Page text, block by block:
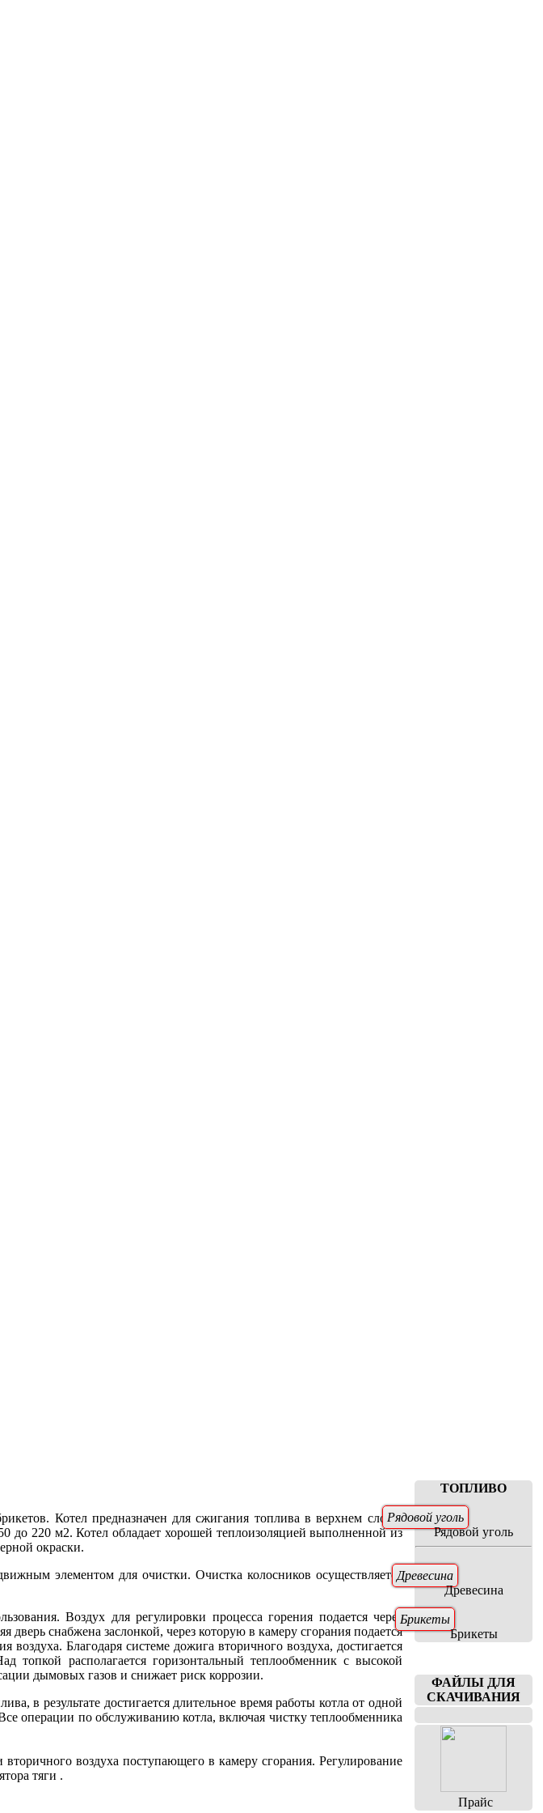
. Котел предназначен для сжигания топлива в верхнем слое с
до 220 м2. Котел обладает хорошей теплоизоляцией выполненной из
окраски.
элементом для очистки. Очистка колосников осуществляется
Воздух для регулировки процесса горения подается через
снабжена заслонкой, через которую в камеру сгорания подается
Благодаря системе дожига вторичного воздуха, достигается
топкой располагается горизонтальный теплообменник с высокой
дымовых газов и снижает риск коррозии.
в результате достигается длительное время работы котла от одной
операции по обслуживанию котла, включая чистку теплообменника
воздуха поступающего в камеру сгорания. Регулирование
тяги .
ТОПЛИВО
Рядовой уголь
Рядовой уголь
Древесина
Древесина
Брикеты
Брикеты
ФАЙЛЫ ДЛЯ
СКАЧИВАНИЯ
Прайс